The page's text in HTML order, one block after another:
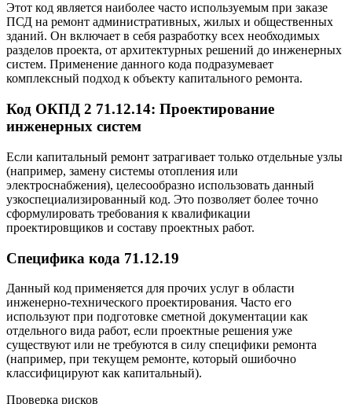
Этот код является наиболее часто используемым при заказе
ПСД на ремонт административных, жилых и общественных
зданий. Он включает в себя разработку всех необходимых
разделов проекта, от архитектурных решений до инженерных
систем. Применение данного кода подразумевает
комплексный подход к объекту капитального ремонта.
Код ОКПД 2 71.12.14: Проектирование
инженерных систем
Если капитальный ремонт затрагивает только отдельные узлы
(например, замену системы отопления или
электроснабжения), целесообразно использовать данный
узкоспециализированный код. Это позволяет более точно
сформулировать требования к квалификации
проектировщиков и составу проектных работ.
Специфика кода 71.12.19
Данный код применяется для прочих услуг в области
инженерно-технического проектирования. Часто его
используют при подготовке сметной документации как
отдельного вида работ, если проектные решения уже
существуют или не требуются в силу специфики ремонта
(например, при текущем ремонте, который ошибочно
классифицируют как капитальный).
Проверка рисков